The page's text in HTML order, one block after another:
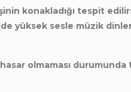
konakladığı tespit
yüksek sesle müzik
hasar olmaması